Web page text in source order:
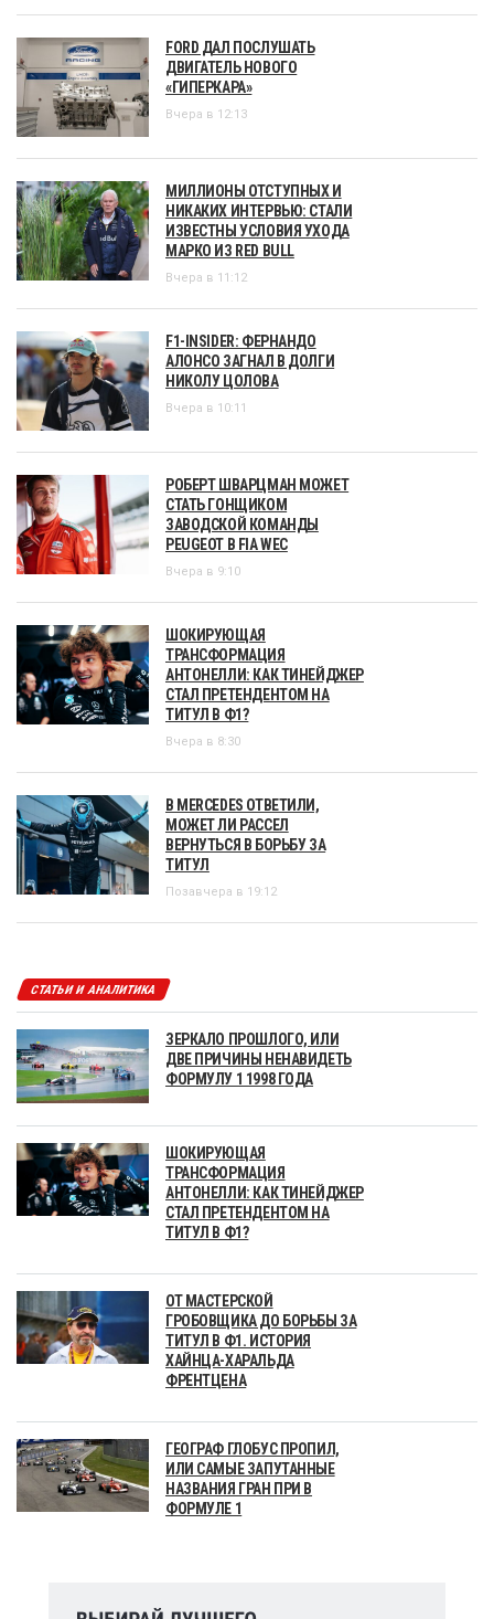
FORD ДАЛ ПОСЛУШАТЬ
ДВИГАТЕЛЬ НОВОГО
«ГИПЕРКАРА»
Вчера в 12:13
МИЛЛИОНЫ ОТСТУПНЫХ И
НИКАКИХ ИНТЕРВЬЮ: СТАЛИ
ИЗВЕСТНЫ УСЛОВИЯ УХОДА
МАРКО ИЗ RED BULL
Вчера в 11:12
F1-INSIDER: ФЕРНАНДО
АЛОНСО ЗАГНАЛ В ДОЛГИ
НИКОЛУ ЦОЛОВА
Вчера в 10:11
РОБЕРТ ШВАРЦМАН МОЖЕТ
СТАТЬ ГОНЩИКОМ
ЗАВОДСКОЙ КОМАНДЫ
PEUGEOT В FIA WEC
Вчера в 9:10
ШОКИРУЮЩАЯ
ТРАНСФОРМАЦИЯ
АНТОНЕЛЛИ: КАК ТИНЕЙДЖЕР
СТАЛ ПРЕТЕНДЕНТОМ НА
ТИТУЛ В Ф1?
Вчера в 8:30
В MERCEDES ОТВЕТИЛИ,
МОЖЕТ ЛИ РАССЕЛ
ВЕРНУТЬСЯ В БОРЬБУ ЗА
ТИТУЛ
Позавчера в 19:12
СТАТЬИ И АНАЛИТИКА
ЗЕРКАЛО ПРОШЛОГО, ИЛИ
ДВЕ ПРИЧИНЫ НЕНАВИДЕТЬ
ФОРМУЛУ 1 1998 ГОДА
ШОКИРУЮЩАЯ
ТРАНСФОРМАЦИЯ
АНТОНЕЛЛИ: КАК ТИНЕЙДЖЕР
СТАЛ ПРЕТЕНДЕНТОМ НА
ТИТУЛ В Ф1?
ОТ МАСТЕРСКОЙ
ГРОБОВЩИКА ДО БОРЬБЫ ЗА
ТИТУЛ В Ф1. ИСТОРИЯ
ХАЙНЦА-ХАРАЛЬДА
ФРЕНТЦЕНА
ГЕОГРАФ ГЛОБУС ПРОПИЛ,
ИЛИ САМЫЕ ЗАПУТАННЫЕ
НАЗВАНИЯ ГРАН ПРИ В
ФОРМУЛЕ 1